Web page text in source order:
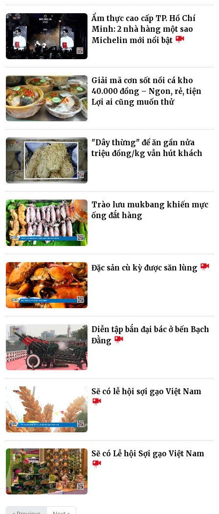
Ẩm thực cao cấp TP. Hồ Chí
Minh: 2 nhà hàng một sao
Michelin mới nổi bật
Giải mã cơn sốt nồi cá kho
40.000 đồng – Ngon, rẻ, tiện
Lợi ai cũng muốn thử
"Dây thừng" để ăn gần nửa
triệu đồng/kg vẫn hút khách
Trào lưu mukbang khiến mực
ống đắt hàng
Đặc sản cù kỳ được săn lùng
Diễn tập bắn đại bác ở bến Bạch
Đằng
Sẽ có lễ hội sợi gạo Việt Nam
Sẽ có Lễ hội Sợi gạo Việt Nam